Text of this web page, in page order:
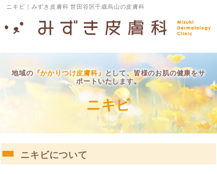
ニキビ｜みずき皮膚科 世田谷区千歳烏山の皮膚科
地域の 『かかりつけ皮膚科』
として、皆様のお肌の健康をサ
ポートいたします。
ニキビ
ニキビについて